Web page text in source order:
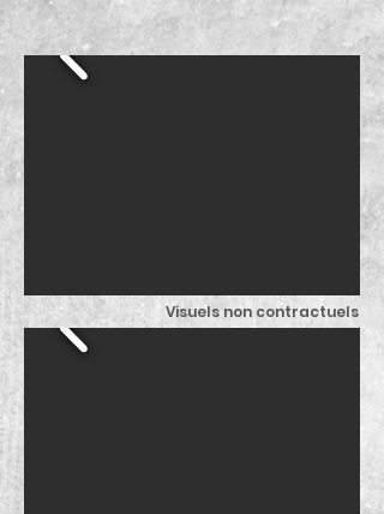
Visuels non contractuels